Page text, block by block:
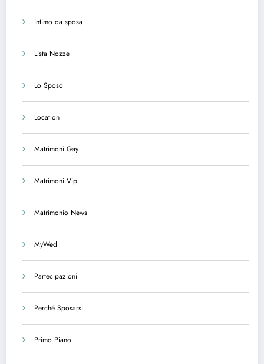
intimo da sposa
Lista Nozze
Lo Sposo
Location
Matrimoni Gay
Matrimoni Vip
Matrimonio News
MyWed
Partecipazioni
Perché Sposarsi
Primo Piano